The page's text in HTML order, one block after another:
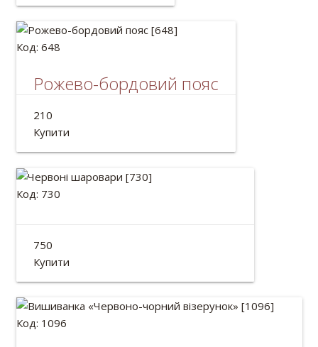
Код: 648
Рожево-бордовий пояс
Український пояс для шароварів.
Довжина: 2м
210
Купити
Код: 730
Червоні шаровари - українські козацькі.
750
Купити
Код: 1096